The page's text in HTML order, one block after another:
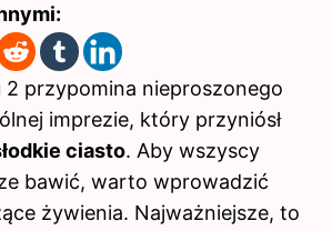
2 przypomina nieproszonego
imprezie, który przyniósł
ciasto. Aby wszyscy
bawić, warto wprowadzić
żywienia. Najważniejsze, to